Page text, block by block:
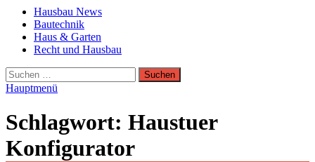
Hausbautrend Hausbau Trends
Hausbau, Modernisierung, Energietechnik, Haustechnik
Hausbau News
Bautechnik
Haus & Garten
Recht und Hausbau
Suchen
nach:
Hauptmenü
Schlagwort: Haustuer
Konfigurator